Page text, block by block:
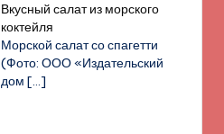
Вкусный салат из морского
коктейля
Морской салат со спагетти
(Фото: ООО «Издательский
дом[…]